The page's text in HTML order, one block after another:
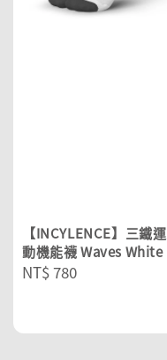
【INCYLENCE】三鐵運
動機能襪 Waves White
Regular
NT$ 780